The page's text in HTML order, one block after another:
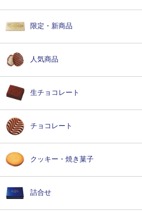
限定・新商品
人気商品
生チョコレート
チョコレート
クッキー・焼き菓子
詰合せ